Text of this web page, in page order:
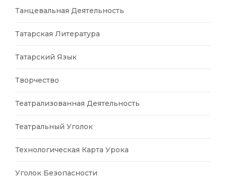
Танцевальная Деятельность
Татарская Литература
Татарский Язык
Творчество
Театрализованная Деятельность
Театральный Уголок
Технологическая Карта Урока
Уголок Безопасности